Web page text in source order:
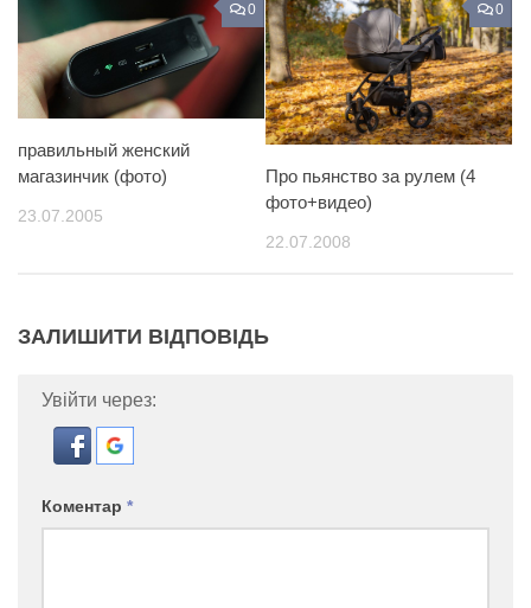
0
правильный женский
магазинчик (фото)
23.07.2005
0
Про пьянство за рулем (4
фото+видео)
22.07.2008
ЗАЛИШИТИ ВІДПОВІДЬ
Увійти через:
Коментар *